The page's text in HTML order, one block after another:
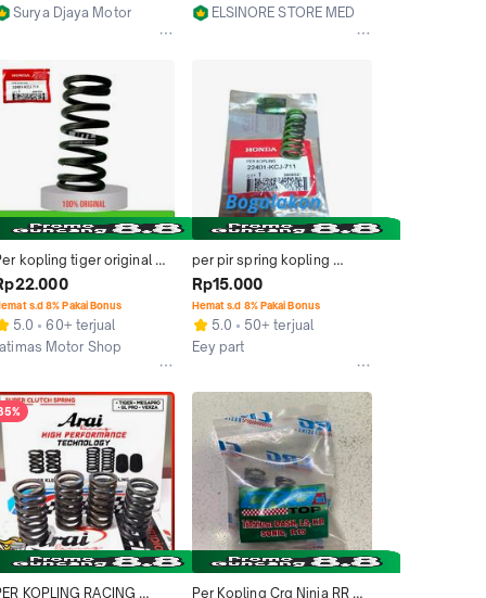
Surya Djaya Motor
ORIGINAL BINTANG RACING
TEAM
ELSINORE STORE MEDAN
kopling tiger original
22401-KCJ-711
s.d 8% Pakai Bonus
5.0
60+ terjual
Motor Shop
per pir spring kopling
Honda Tiger megapro ori
original ahm
Rp15.000
Hemat s.d 8% Pakai Bonus
5.0
50+ terjual
Eey part
KOPLING RACING
Per Kopling Crg Ninja RR